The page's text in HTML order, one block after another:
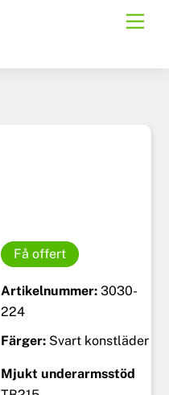
Få offert
Artikelnummer: 3030-
224
Färger: Svart konstläder
Mjukt underarmsstöd